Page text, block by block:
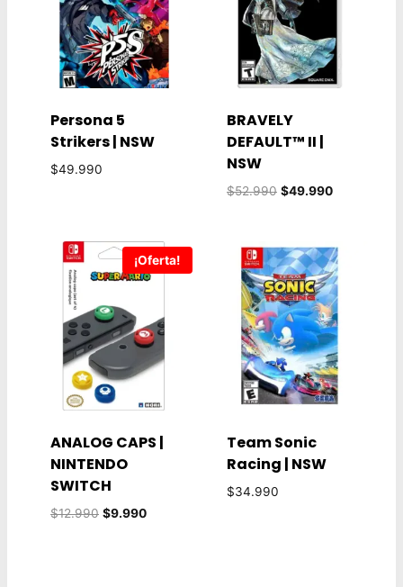
Persona 5
Strikers | NSW
$49.990
BRAVELY
DEFAULT™ II |
NSW
$52.990 El
era:
$52.990.
$49.990El
es:
$49.990.
¡Oferta!
ANALOG CAPS |
NINTENDO
SWITCH
$12.990 El
$9.990El
Team Sonic
Racing | NSW
$34.990